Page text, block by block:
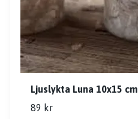
Ljuslykta Luna 10x15 cm
89 kr